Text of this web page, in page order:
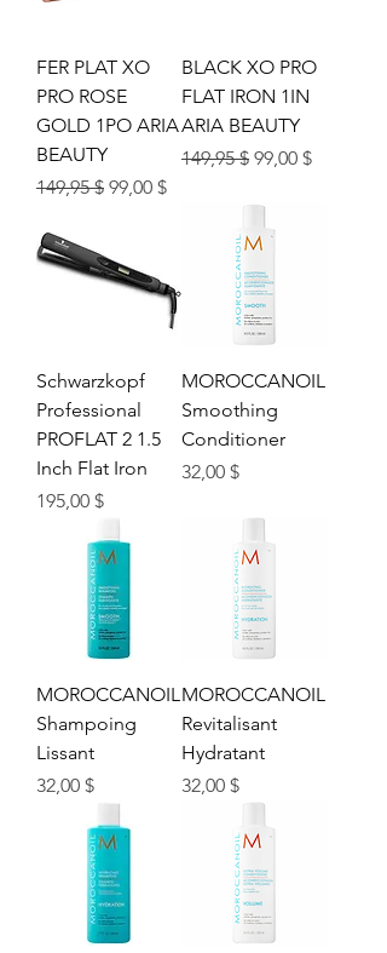
FER PLAT XO
PRO ROSE
GOLD 1PO ARIA
BEAUTY
Prix original
149,95 $ Prix promotionnel
99,00 $
BLACK XO PRO
FLAT IRON 1IN
ARIA BEAUTY
Prix original
149,95 $ Prix
99,00 $
Schwarzkopf
Professional
PROFLAT 2 1.5
Inch Flat Iron
Prix
195,00 $
MOROCCANOIL
Smoothing
Conditioner
Prix
32,00 $
MOROCCANOIL
Shampoing
Lissant
Prix
32,00 $
MOROCCANOIL
Revitalisant
Hydratant
Prix
32,00 $